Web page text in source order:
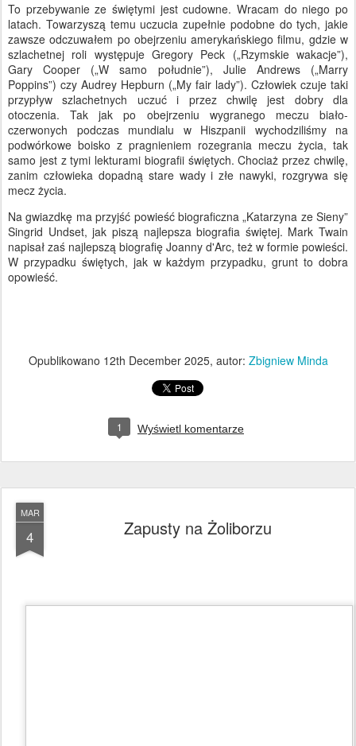
To przebywanie ze świętymi jest cudowne. Wracam do niego po
latach. Towarzyszą temu uczucia zupełnie podobne do tych, jakie
zawsze odczuwałem po obejrzeniu amerykańskiego filmu, gdzie w
szlachetnej roli występuje Gregory Peck („Rzymskie wakacje”),
Gary Cooper („W samo południe”), Julie Andrews („Marry
Poppins”) czy Audrey Hepburn („My fair lady”). Człowiek czuje taki
przypływ szlachetnych uczuć i przez chwilę jest dobry dla
otoczenia. Tak jak po obejrzeniu wygranego meczu biało-
czerwonych podczas mundialu w Hiszpanii wychodziliśmy na
podwórkowe boisko z pragnieniem rozegrania meczu życia, tak
samo jest z tymi lekturami biografii świętych. Chociaż przez chwilę,
zanim człowieka dopadną stare wady i złe nawyki, rozgrywa się
mecz życia.
Na gwiazdkę ma przyjść powieść biograficzna „Katarzyna ze Sieny”
Singrid Undset, jak piszą najlepsza biografia świętej. Mark Twain
napisał zaś najlepszą biografię Joanny d'Arc, też w formie powieści.
W przypadku świętych, jak w każdym przypadku, grunt to dobra
opowieść.
Opublikowano 12th December 2025, autor: Zbigniew Minda
1 Wyświetl komentarze
MAR
4 Zapusty na Żoliborzu